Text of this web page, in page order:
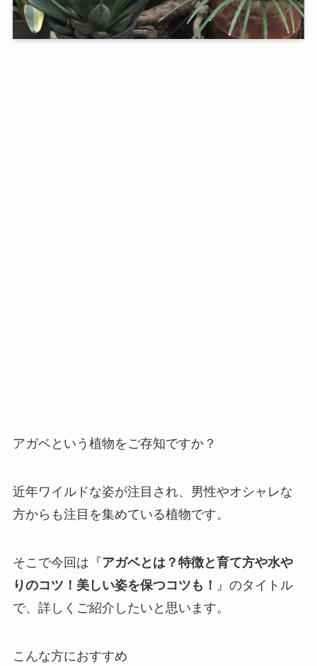
アガベという植物をご存知ですか？
近年ワイルドな姿が注目され、男性やオシャレな
方からも注目を集めている植物です。
そこで今回は『アガベとは？特徴と育て方や水や
りのコツ！美しい姿を保つコツも！ 』のタイトル
で、詳しくご紹介したいと思います。
こんな方におすすめ